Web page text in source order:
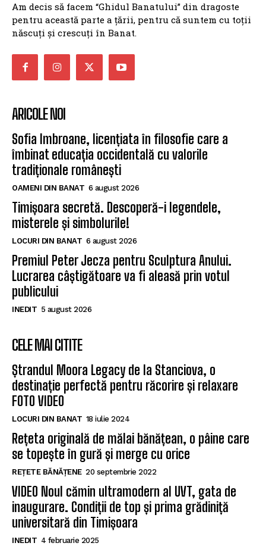
Am decis să facem “Ghidul Banatului” din dragoste
pentru această parte a țării, pentru că suntem cu toții
născuți și crescuți în Banat.
ARICOLE NOI
Sofia Imbroane, licențiata în filosofie care a
îmbinat educația occidentală cu valorile
tradiționale românești
OAMENI DIN BANAT 6 august 2026
Timișoara secretă. Descoperă-i legendele,
misterele și simbolurile!
LOCURI DIN BANAT 6 august 2026
Premiul Peter Jecza pentru Sculptura Anului.
Lucrarea câștigătoare va fi aleasă prin votul
publicului
INEDIT 5 august 2026
CELE MAI CITITE
Ștrandul Moora Legacy de la Stanciova, o
destinație perfectă pentru răcorire și relaxare
FOTO VIDEO
LOCURI DIN BANAT 18 iulie 2024
Rețeta originală de mălai bănățean, o pâine care
se topește în gură și merge cu orice
REȚETE BĂNĂȚENE 20 septembrie 2022
VIDEO Noul cămin ultramodern al UVT, gata de
inaugurare. Condiții de top și prima grădiniță
universitară din Timișoara
INEDIT 4 februarie 2025